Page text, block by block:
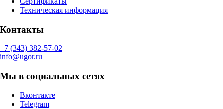
Техническая информация
Контакты
+7 (343) 382-57-02
info@ugor.ru
Мы в социальных сетях
Вконтакте
Telegram